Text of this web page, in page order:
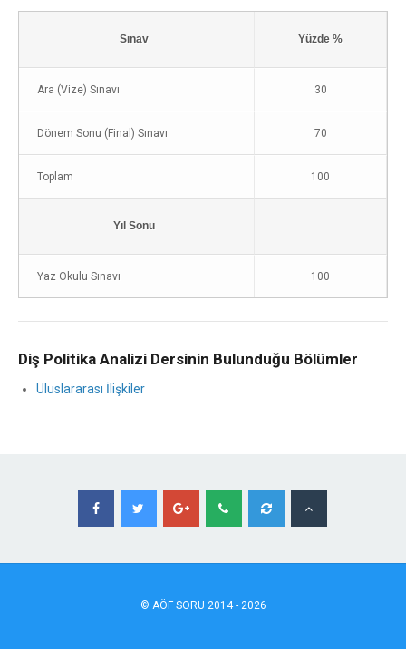
Sınav Yüzde %
Ara (Vize) Sınavı 30
Dönem Sonu (Final) Sınavı 70
Toplam 100
Yıl Sonu
Yaz Okulu Sınavı 100
Diş Politika Analizi Dersinin Bulunduğu Bölümler
Uluslararası İlişkiler
© AÖFSORU 2014 - 2026